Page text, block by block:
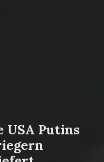
USA Putins